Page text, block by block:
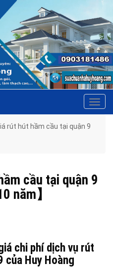
rút hút hầm cầu tại quận 9
cầu tại quận 9
năm】
chi phí dịch vụ rút
của Huy Hoàng